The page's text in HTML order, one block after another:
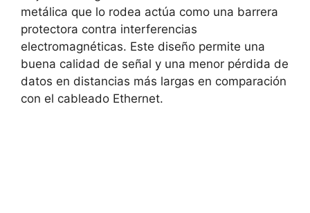
metálica que lo rodea actúa como una barrera
protectora contra interferencias
electromagnéticas. Este diseño permite una
buena calidad de señal y una menor pérdida de
datos en distancias más largas en comparación
con el cableado Ethernet.